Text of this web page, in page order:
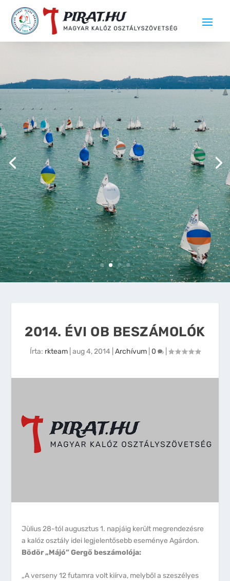
2014. ÉVI OB BESZÁMOLÓK
Írta: rkteam aug 4, 2014 Archívum 0
Jùlius 28-tól augusztus 1. napjáig került megrendezésre
a kalóz osztály idei legjelentősebb eseménye Agárdon.
Bödör „Májó” Gergő beszámolója:
„A verseny 12 futamra volt kiírva, melyből a szeszélyes